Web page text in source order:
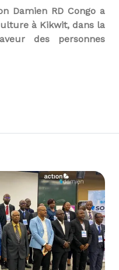
Damien RD Congo a
à Kikwit, dans la
des personnes